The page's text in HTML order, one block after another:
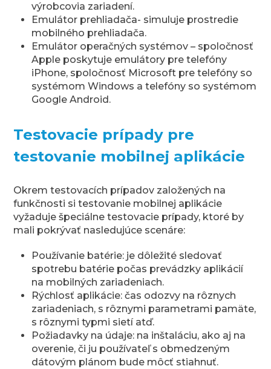
výrobcovia zariadení.
Emulátor prehliadača- simuluje prostredie
mobilného prehliadača.
Emulátor operačných systémov – spoločnosť
Apple poskytuje emulátory pre telefóny
iPhone, spoločnosť Microsoft pre telefóny so
systémom Windows a telefóny so systémom
Google Android.
Testovacie prípady pre
testovanie mobilnej aplikácie
Okrem testovacích prípadov založených na
funkčnosti si testovanie mobilnej aplikácie
vyžaduje špeciálne testovacie prípady, ktoré by
mali pokrývať nasledujúce scenáre:
Používanie batérie: je dôležité sledovať
spotrebu batérie počas prevádzky aplikácií
na mobilných zariadeniach.
Rýchlosť aplikácie: čas odozvy na rôznych
zariadeniach, s rôznymi parametrami pamäte,
s rôznymi typmi sietí atď.
Požiadavky na údaje: na inštaláciu, ako aj na
overenie, či ju používateľ s obmedzeným
dátovým plánom bude môcť stiahnuť.